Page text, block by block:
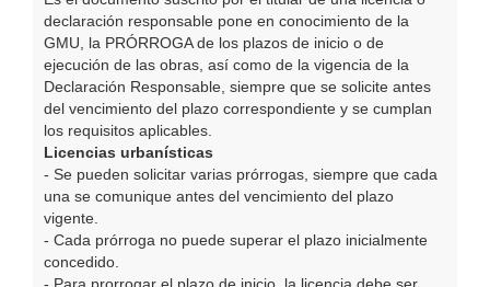
declaración responsable pone en conocimiento de la
GMU, la PRÓRROGA de los plazos de inicio o de
ejecución de las obras, así como de la vigencia de la
Declaración Responsable, siempre que se solicite antes
del vencimiento del plazo correspondiente y se cumplan
los requisitos aplicables.
Licencias urbanísticas
- Se pueden solicitar varias prórrogas, siempre que cada
una se comunique antes del vencimiento del plazo
vigente.
- Cada prórroga no puede superar el plazo inicialmente
concedido.